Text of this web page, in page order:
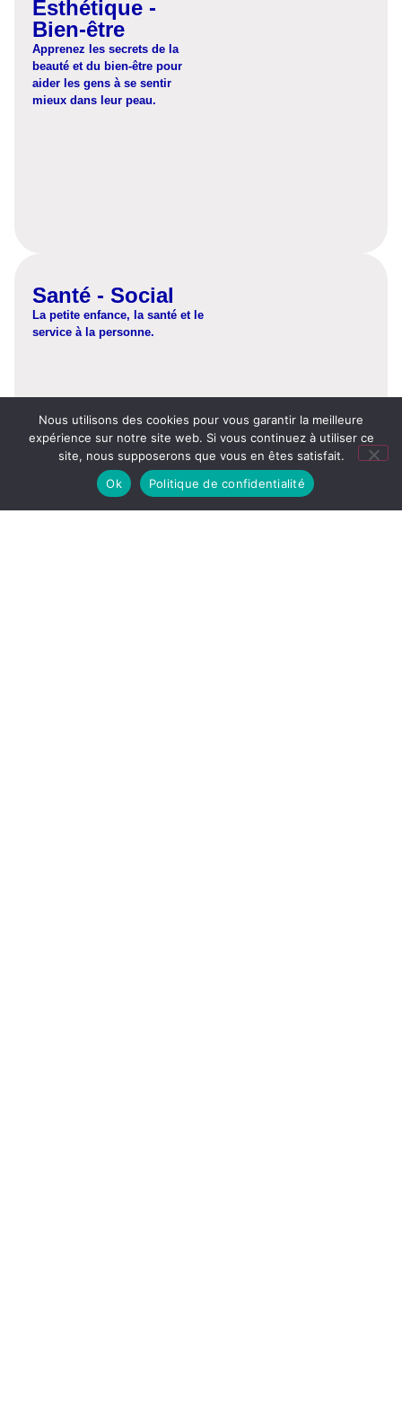
Esthétique -
Bien-être
Apprenez les secrets de la
beauté et du bien-être pour
aider les gens à se sentir
mieux dans leur peau.
Santé - Social
La petite enfance, la santé et le
service à la personne.
Nous utilisons des cookies pour vous garantir la meilleure
expérience sur notre site web. Si vous continuez à utiliser ce
site, nous supposerons que vous en êtes satisfait.
Ok
Politique de confidentialité